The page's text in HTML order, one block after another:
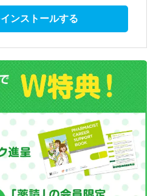
ンストールする